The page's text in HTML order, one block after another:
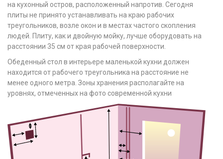
на кухонный остров, расположенный напротив. Сегодня
плиты не принято устанавливать на краю рабочих
треугольников, возле окон и в местах частого скопления
людей. Плиту, как и двойную мойку, лучше оборудовать на
расстоянии 35 см от края рабочей поверхности.
Обеденный стол в интерьере маленькой кухни должен
находится от рабочего треугольника на расстояние не
менее одного метра. Зоны хранения располагайте на
уровнях, отмеченных на фото современной кухни